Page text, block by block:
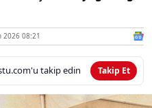
2026 08:21
takip edin Takip Et